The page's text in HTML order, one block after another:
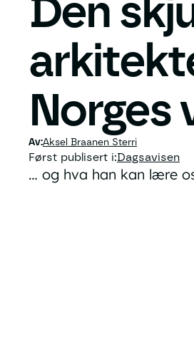
Den
Norges
Aksel Braanen Sterri
Først publisert i:Dagsavisen
… og hva han kan lære